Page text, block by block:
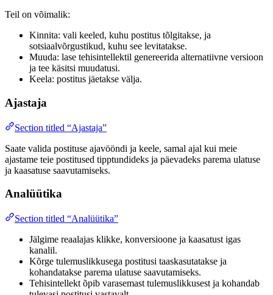
Teil on võimalik:
Kinnita: vali keeled, kuhu postitus tõlgitakse, ja
sotsiaalvõrgustikud, kuhu see levitatakse.
Muuda: lase tehisintellektil genereerida alternatiivne versioon
ja tee käsitsi muudatusi.
Keela: postitus jäetakse välja.
Ajastaja
Section titled “Ajastaja”
Saate valida postituse ajavööndi ja keele, samal ajal kui meie
ajastame teie postitused tipptundideks ja päevadeks parema ulatuse
ja kaasatuse saavutamiseks.
Analüütika
Section titled “Analüütika”
Jälgime reaalajas klikke, konversioone ja kaasatust igas
kanalil.
Kõrge tulemuslikkusega postitusi taaskasutatakse ja
kohandatakse parema ulatuse saavutamiseks.
Tehisintellekt õpib varasemast tulemuslikkusest ja kohandab